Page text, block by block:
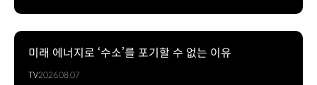
미래 에너지로 ‘수소’를 포기할 수 없는 이유
TV2026.08.07